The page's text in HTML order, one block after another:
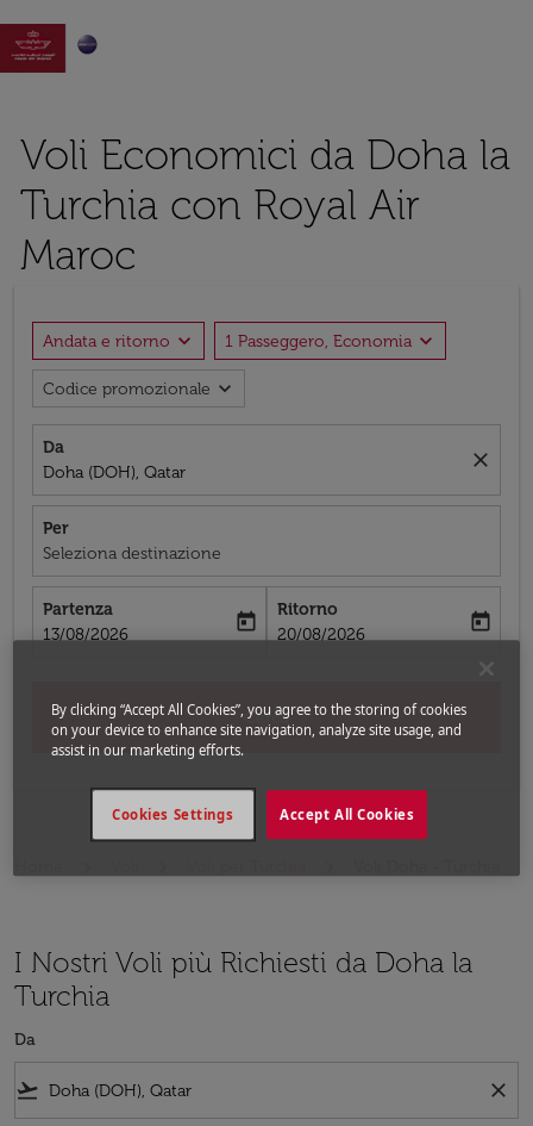

Voli Economici da Doha la
Turchia con Royal Air
Maroc
Andata e ritorno expand_more 1 Passeggero, Economia expand_more
Codice promozionale expand_more
Da
Doha (DOH), Qatar
close
Per
Seleziona destinazione
Partenza
fc-booking-departure-date-aria-label
13/08/2026
today
Ritorno
fc-booking-return-date-aria-label
20/08/2026
today
Cerca
I Nostri Voli più Richiesti da Doha la
Turchia
Da
flight_takeoff close
By clicking “Accept All Cookies”, you agree to the storing of cookies
on your device to enhance site navigation, analyze site usage, and
assist in our marketing efforts.
Accept All Cookies
Cookies Settings